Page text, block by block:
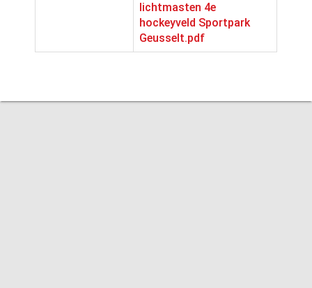
lichtmasten 4e
hockeyveld Sportpark
Geusselt.pdf